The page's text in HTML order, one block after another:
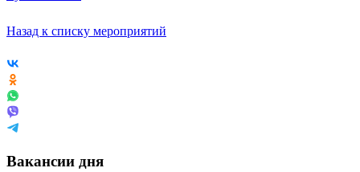
Назад к списку мероприятий
Вакансии дня